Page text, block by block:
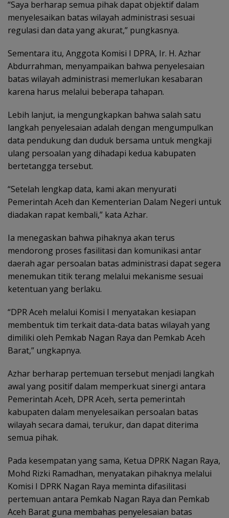
“Saya berharap semua pihak dapat objektif dalam
menyelesaikan batas wilayah administrasi sesuai
regulasi dan data yang akurat,” pungkasnya.
Sementara itu, Anggota Komisi I DPRA, Ir. H. Azhar
Abdurrahman, menyampaikan bahwa penyelesaian
batas wilayah administrasi memerlukan kesabaran
karena harus melalui beberapa tahapan.
Lebih lanjut, ia mengungkapkan bahwa salah satu
langkah penyelesaian adalah dengan mengumpulkan
data pendukung dan duduk bersama untuk mengkaji
ulang persoalan yang dihadapi kedua kabupaten
bertetangga tersebut.
“Setelah lengkap data, kami akan menyurati
Pemerintah Aceh dan Kementerian Dalam Negeri untuk
diadakan rapat kembali,” kata Azhar.
Ia menegaskan bahwa pihaknya akan terus
mendorong proses fasilitasi dan komunikasi antar
daerah agar persoalan batas administrasi dapat segera
menemukan titik terang melalui mekanisme sesuai
ketentuan yang berlaku.
“DPR Aceh melalui Komisi I menyatakan kesiapan
membentuk tim terkait data-data batas wilayah yang
dimiliki oleh Pemkab Nagan Raya dan Pemkab Aceh
Barat,” ungkapnya.
Azhar berharap pertemuan tersebut menjadi langkah
awal yang positif dalam memperkuat sinergi antara
Pemerintah Aceh, DPR Aceh, serta pemerintah
kabupaten dalam menyelesaikan persoalan batas
wilayah secara damai, terukur, dan dapat diterima
semua pihak.
Pada kesempatan yang sama, Ketua DPRK Nagan Raya,
Mohd Rizki Ramadhan, menyatakan pihaknya melalui
Komisi I DPRK Nagan Raya meminta difasilitasi
pertemuan antara Pemkab Nagan Raya dan Pemkab
Aceh Barat guna membahas penyelesaian batas